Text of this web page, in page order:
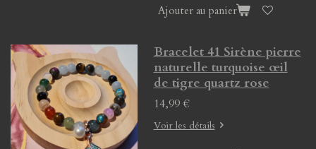
Ajouter au panier
Bracelet 41 Sirène pierre
naturelle turquoise œil
de tigre quartz rose
14,99 €
Voir les détails